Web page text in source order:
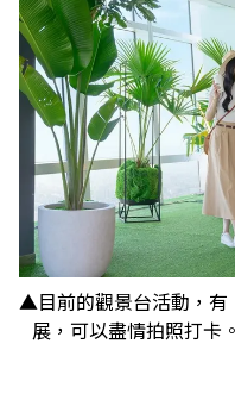
▲目前的觀景台活動，有
展，可以盡情拍照打卡